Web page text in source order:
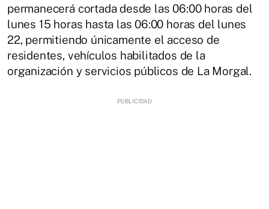
permanecerá cortada desde las 06:00 horas del
lunes 15 horas hasta las 06:00 horas del lunes
22, permitiendo únicamente el acceso de
residentes, vehículos habilitados de la
organización y servicios públicos de La Morgal.